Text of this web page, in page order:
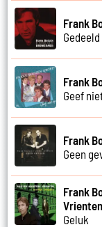
Frank
Frank
Geef
Frank
Geen
Frank
Vrienten
Geluk